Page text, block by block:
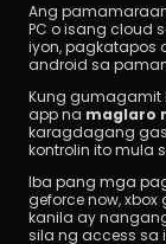
Ang
PC o isang cloud
iyon, pagkatapos
android sa
Kung gumagamit
app na maglaro
karagdagang
kontrolin ito mula
Iba pang mga
geforce now,
kanila ay
sila ng access sa